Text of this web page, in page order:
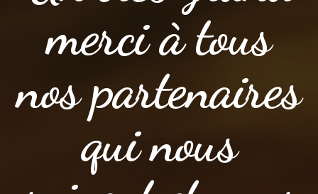
merci à tous
nos partenaires
qui nous